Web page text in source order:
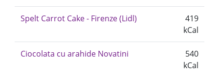
Spelt Carrot Cake - Firenze (Lidl)
419
kCal
Ciocolata cu arahide Novatini
540
kCal